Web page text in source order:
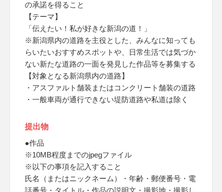
の承諾を得ること
【テーマ】
「伝えたい！私が好きな新潟の道！」
※新潟県内の道路を主役とした、みんなに知っても
らいたいおすすめスポットや、日常生活では気づか
ない新たな道路の一面を発見した作品等を募集する
【対象となる新潟県内の道路】
・アスファルト舗装またはコンクリート舗装の道路
・一般車両が通行できない堤防道路や私道は除く
提出物
●作品
※10MB程度までのjpegファイル
※以下の事項を記入すること
氏名（またはニックネーム）・年齢・郵便番号・電
話番号・タイトル・作品の説明文・撮影地・撮影し